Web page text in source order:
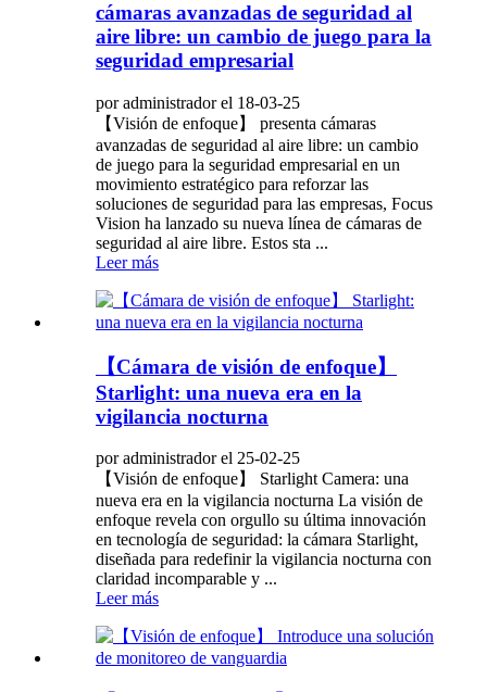
cámaras avanzadas de seguridad al
aire libre: un cambio de juego para la
seguridad empresarial
por administrador el 18-03-25
【Visión de enfoque】 presenta cámaras
avanzadas de seguridad al aire libre: un cambio
de juego para la seguridad empresarial en un
movimiento estratégico para reforzar las
soluciones de seguridad para las empresas, Focus
Vision ha lanzado su nueva línea de cámaras de
seguridad al aire libre. Estos sta ...
Leer más
【Cámara de visión de enfoque】
Starlight: una nueva era en la
vigilancia nocturna
por administrador el 25-02-25
【Visión de enfoque】 Starlight Camera: una
nueva era en la vigilancia nocturna La visión de
enfoque revela con orgullo su última innovación
en tecnología de seguridad: la cámara Starlight,
diseñada para redefinir la vigilancia nocturna con
claridad incomparable y ...
Leer más